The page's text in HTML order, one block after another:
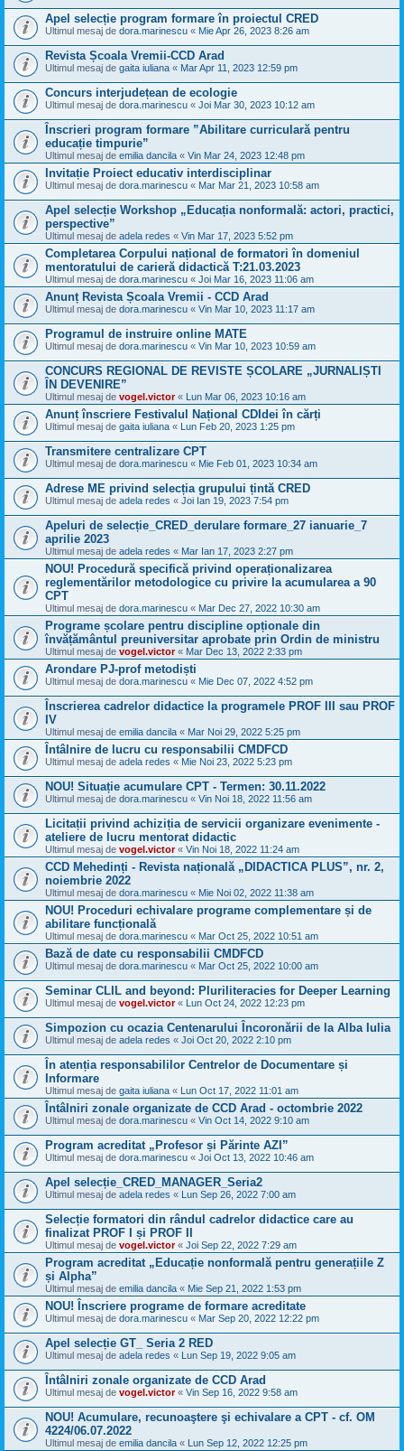
Apel selecție program formare în proiectul CRED
Ultimul mesaj de dora.marinescu « Mie Apr 26, 2023 8:26 am
Revista Școala Vremii-CCD Arad
Ultimul mesaj de gaita iuliana « Mar Apr 11, 2023 12:59 pm
Concurs interjudețean de ecologie
Ultimul mesaj de dora.marinescu « Joi Mar 30, 2023 10:12 am
Înscrieri program formare ”Abilitare curriculară pentru
educație timpurie”
Ultimul mesaj de emilia dancila « Vin Mar 24, 2023 12:48 pm
Invitație Proiect educativ interdisciplinar
Ultimul mesaj de dora.marinescu « Mar Mar 21, 2023 10:58 am
Apel selecție Workshop „Educația nonformală: actori, practici,
perspective”
Ultimul mesaj de adela redes « Vin Mar 17, 2023 5:52 pm
Completarea Corpului național de formatori în domeniul
mentoratului de carieră didactică T:21.03.2023
Ultimul mesaj de dora.marinescu « Joi Mar 16, 2023 11:06 am
Anunț Revista Școala Vremii - CCD Arad
Ultimul mesaj de dora.marinescu « Vin Mar 10, 2023 11:17 am
Programul de instruire online MATE
Ultimul mesaj de dora.marinescu « Vin Mar 10, 2023 10:59 am
CONCURS REGIONAL DE REVISTE ȘCOLARE „JURNALIȘTI
ÎN DEVENIRE”
Ultimul mesaj de vogel.victor« Lun Mar 06, 2023 10:16 am
Anunț înscriere Festivalul Național CDIdei în cărți
Ultimul mesaj de gaita iuliana « Lun Feb 20, 2023 1:25 pm
Transmitere centralizare CPT
Ultimul mesaj de dora.marinescu « Mie Feb 01, 2023 10:34 am
Adrese ME privind selecția grupului țintă CRED
Ultimul mesaj de adela redes « Joi Ian 19, 2023 7:54 pm
Apeluri de selecție_CRED_derulare formare_27 ianuarie_7
aprilie 2023
Ultimul mesaj de adela redes « Mar Ian 17, 2023 2:27 pm
NOU! Procedură specifică privind operaționalizarea
reglementărilor metodologice cu privire la acumularea a 90
CPT
Ultimul mesaj de dora.marinescu « Mar Dec 27, 2022 10:30 am
Programe școlare pentru discipline opționale din
învățământul preuniversitar aprobate prin Ordin de ministru
Ultimul mesaj de vogel.victor« Mar Dec 13, 2022 2:33 pm
Arondare PJ-prof metodiști
Ultimul mesaj de dora.marinescu « Mie Dec 07, 2022 4:52 pm
Înscrierea cadrelor didactice la programele PROF III sau PROF
IV
Ultimul mesaj de emilia dancila « Mar Noi 29, 2022 5:25 pm
Întâlnire de lucru cu responsabilii CMDFCD
Ultimul mesaj de adela redes « Mie Noi 23, 2022 5:23 pm
NOU! Situație acumulare CPT - Termen: 30.11.2022
Ultimul mesaj de dora.marinescu « Vin Noi 18, 2022 11:56 am
Licitații privind achiziția de servicii organizare evenimente -
ateliere de lucru mentorat didactic
Ultimul mesaj de vogel.victor« Vin Noi 18, 2022 11:24 am
CCD Mehedinți - Revista națională „DIDACTICA PLUS”, nr. 2,
noiembrie 2022
Ultimul mesaj de dora.marinescu « Mie Noi 02, 2022 11:38 am
NOU! Proceduri echivalare programe complementare și de
abilitare funcțională
Ultimul mesaj de dora.marinescu « Mar Oct 25, 2022 10:51 am
Bază de date cu responsabilii CMDFCD
Ultimul mesaj de dora.marinescu « Mar Oct 25, 2022 10:00 am
Seminar CLIL and beyond: Pluriliteracies for Deeper Learning
Ultimul mesaj de vogel.victor« Lun Oct 24, 2022 12:23 pm
Simpozion cu ocazia Centenarului Încoronării de la Alba Iulia
Ultimul mesaj de adela redes « Joi Oct 20, 2022 2:10 pm
În atenția responsabililor Centrelor de Documentare și
Informare
Ultimul mesaj de gaita iuliana « Lun Oct 17, 2022 11:01 am
Întâlniri zonale organizate de CCD Arad - octombrie 2022
Ultimul mesaj de dora.marinescu « Vin Oct 14, 2022 9:10 am
Program acreditat „Profesor și Părinte AZI”
Ultimul mesaj de dora.marinescu « Joi Oct 13, 2022 10:46 am
Apel selecție_CRED_MANAGER_Seria2
Ultimul mesaj de adela redes « Lun Sep 26, 2022 7:00 am
Selecție formatori din rândul cadrelor didactice care au
finalizat PROF I și PROF II
Ultimul mesaj de vogel.victor« Joi Sep 22, 2022 7:29 am
Program acreditat „Educație nonformală pentru generațiile Z
și Alpha”
Ultimul mesaj de emilia dancila « Mie Sep 21, 2022 1:53 pm
NOU! Înscriere programe de formare acreditate
Ultimul mesaj de dora.marinescu « Mar Sep 20, 2022 12:22 pm
Apel selecție GT_ Seria 2 RED
Ultimul mesaj de adela redes « Lun Sep 19, 2022 9:05 am
Întâlniri zonale organizate de CCD Arad
Ultimul mesaj de vogel.victor« Vin Sep 16, 2022 9:58 am
NOU! Acumulare, recunoaştere şi echivalare a CPT - cf. OM
4224/06.07.2022
Ultimul mesaj de emilia dancila « Lun Sep 12, 2022 12:25 pm